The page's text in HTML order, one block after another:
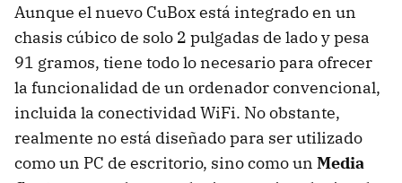
Aunque el nuevo CuBox está integrado en un
chasis cúbico de solo 2 pulgadas de lado y pesa
91 gramos, tiene todo lo necesario para ofrecer
la funcionalidad de un ordenador convencional,
incluida la conectividad WiFi. No obstante,
realmente no está diseñado para ser utilizado
como un PC de escritorio, sino como un Media